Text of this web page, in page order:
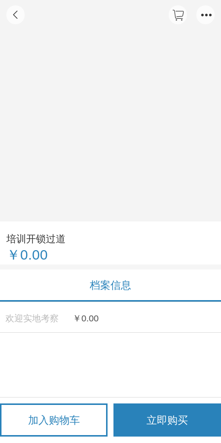
培训开锁过道
￥0.00
档案信息
欢迎实地考察 ￥0.00
加入购物车 立即购买